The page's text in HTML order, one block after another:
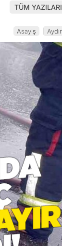
TÜM YAZILARI
Asayiş